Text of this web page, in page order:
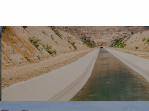
generamos desarrollo